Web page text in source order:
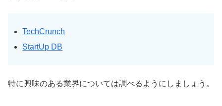
TechCrunch
StartUp DB
特に興味のある業界については調べるようにしましょう。